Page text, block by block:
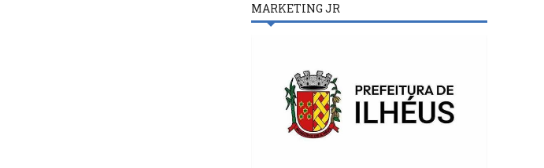
MARKETING JR